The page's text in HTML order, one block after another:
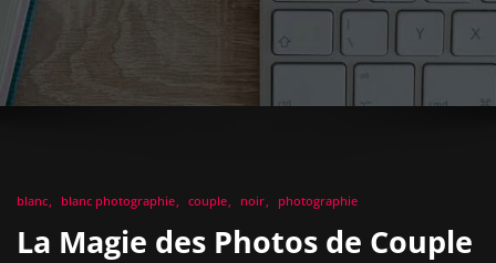
blanc blanc photographie couple noir photographie
La Magie des Photos de Couple